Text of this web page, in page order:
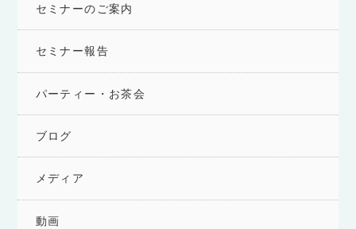
セミナーのご案内
セミナー報告
パーティー・お茶会
ブログ
メディア
動画